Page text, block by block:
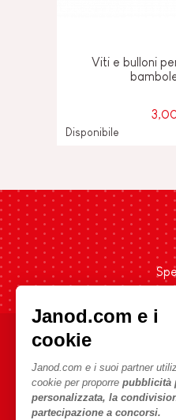
Janod.com e i
cookie
Janod.com e i suoi partner
cookie per proporre pubblicità
personalizzata, la
partecipazione a concorsi.
Viti e bulloni
Disponibile
Condizioni
Domande